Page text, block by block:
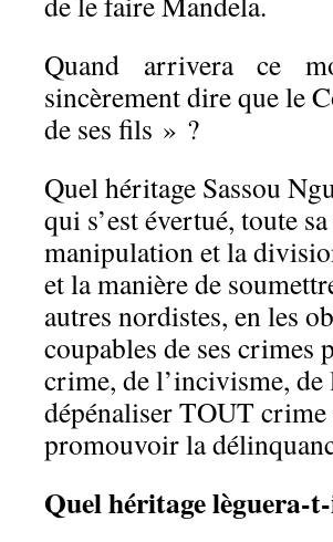
Quand arrivera ce
sincèrement dire que le
de ses fils » ?
Quel héritage Sassou
qui s’est évertué, toute
manipulation et la
et la manière de
autres nordistes, en les
coupables de ses crimes
crime, de l’incivisme,
dépénaliser TOUT
promouvoir la
Quel héritage lèguera-